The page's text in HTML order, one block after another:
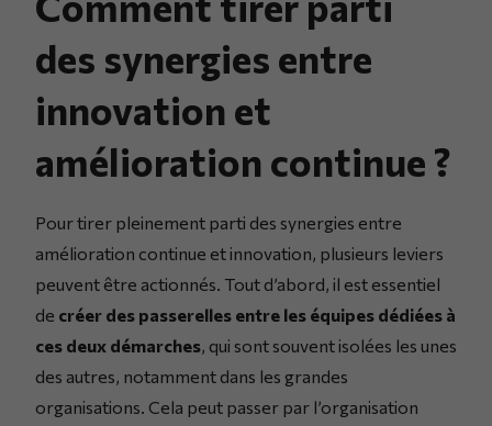
des synergies entre
innovation et
amélioration continue ?
Pour tirer pleinement parti des synergies entre
amélioration continue et innovation, plusieurs leviers
peuvent être actionnés. Tout d’abord, il est essentiel
de créer des passerelles entre les équipes dédiées à
ces deux démarches, qui sont souvent isolées les unes
des autres, notamment dans les grandes
organisations. Cela peut passer par l’organisation